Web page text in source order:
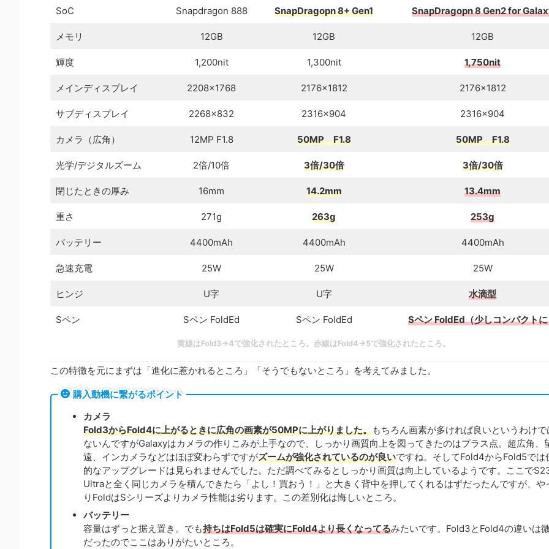
SoC Snapdragon 888 SnapDragopn 8+ Gen1 SnapDragopn 8 Gen2 for
メモリ 12GB 12GB 12GB
輝度 1,200nit 1,300nit 1,750nit
メインディスプレイ 2208×1768 2176×1812 2176×1812
サブディスプレイ 2268×832 2316×904 2316×904
カメラ（広角） 12MP F1.8 50MP F1.8 50MP F1.8
光学/デジタルズーム 2倍/10倍 3倍/30倍 3倍/30倍
閉じたときの厚み 16mm 14.2mm 13.4mm
重さ 271g 263g 253g
バッテリー 4400mAh 4400mAh 4400mAh
急速充電 25W 25W 25W
ヒンジ U字 U字 水滴型
Sペン Sペン FoldEd Sペン FoldEd Sペン FoldEd（少しコンパクト
黄線はFold3→4で強化されたところ。赤線はFold4→5で強化されたところ。
この特徴を元にまずは「進化に惹かれるところ」「そうでもないところ」を考えてみました。
購入動機に繋がるポイント
カメラ
Fold3からFold4に上がるときに広角の画素が50MPに上がりました。もちろん画素が多ければ良いというわけで
ないんですがGalaxyはカメラの作りこみが上手なので、しっかり画質向上を図ってきたのはプラス点。超広角、
遠、インカメラなどはほぼ変わらずですがズームが強化されているのが良いですね。そしてFold4からFold5では
的なアップグレードは見られませんでした。ただ調べてみるとしっかり画質は向上しているようです。ここで
Ultraと全く同じカメラを積んできたら「よし！買おう！」と大きく背中を押してくれるはずだったんですが、や
りFoldはSシリーズよりカメラ性能は劣ります。この差別化は悔しいところ。
バッテリー
容量はずっと据え置き。でも持ちはFold5は確実にFold4より長くなってるみたいです。Fold3とFold4の違いは
だったのでここはありがたいところ。